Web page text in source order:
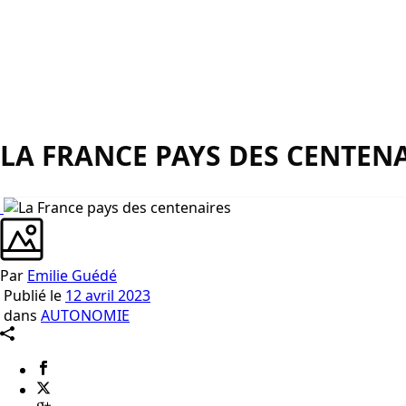
LA FRANCE PAYS DES
Par Emilie Guédé
Publié le 12 avril 2023
dans AUTONOMIE